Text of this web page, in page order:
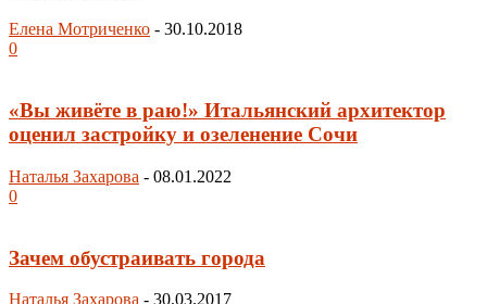
Елена Мотриченко - 30.10.2018
0
«Вы живёте в раю!» Итальянский архитектор
оценил застройку и озеленение Сочи
Наталья Захарова - 08.01.2022
0
Зачем обустраивать города
Наталья Захарова - 30.03.2017